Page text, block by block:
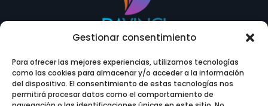
Gestionar consentimiento
Para ofrecer las mejores experiencias, utilizamos tecnologías
como las cookies para almacenar y/o acceder a la información
del dispositivo. El consentimiento de estas tecnologías nos
permitirá procesar datos como el comportamiento de